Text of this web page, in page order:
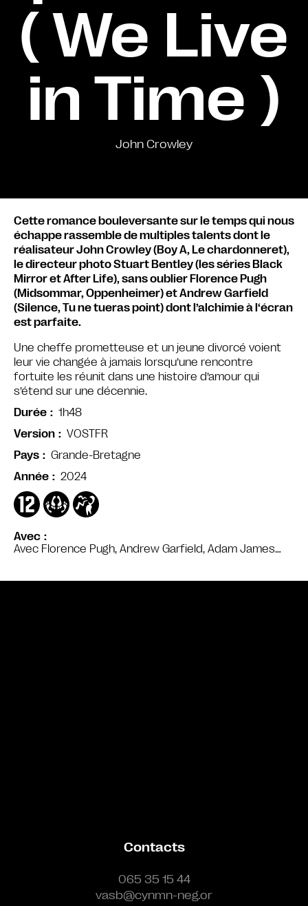
( We Live
in Time )
John Crowley
Avec
Avec Florence Pugh, Andrew Garfield, Adam James…
Cette romance bouleversante sur le temps qui nous
échappe rassemble de multiples talents dont le
réalisateur John Crowley (Boy A, Le chardonneret),
le directeur photo Stuart Bentley (les séries Black
Mirror et After Life), sans oublier Florence Pugh
(Midsommar, Oppenheimer) et Andrew Garfield
(Silence, Tu ne tueras point) dont l’alchimie à l‘écran
est parfaite.
Une cheffe prometteuse et un jeune divorcé voient
leur vie changée à jamais lorsqu’une rencontre
fortuite les réunit dans une histoire d’amour qui
s’étend sur une décennie.
Durée
1h48
Version
VOSTFR
Pays
Grande-Bretagne
Année
2024
Contacts
065 35 15 44
vasb@cynmn-neg.or